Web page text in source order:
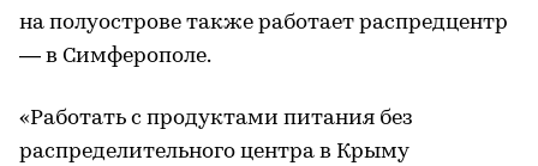
на полуострове также работает распредцентр
— в Симферополе.
«Работать с продуктами питания без
распределительного центра в Крыму